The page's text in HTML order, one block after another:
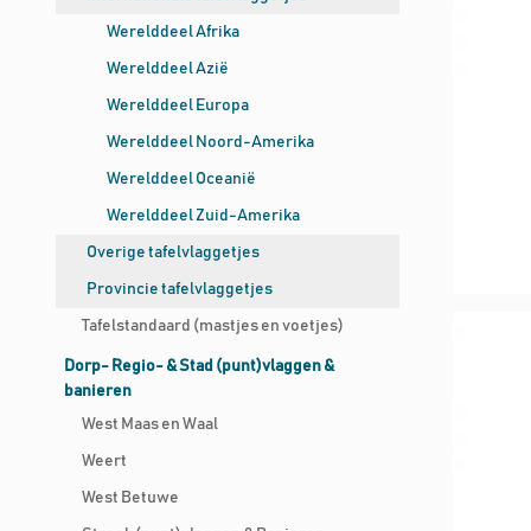
Werelddeel Afrika
Werelddeel Azië
Werelddeel Europa
Werelddeel Noord-Amerika
Werelddeel Oceanië
Werelddeel Zuid-Amerika
Overige tafelvlaggetjes
Provincie tafelvlaggetjes
Tafelstandaard (mastjes en voetjes)
Dorp- Regio- & Stad (punt)vlaggen &
banieren
West Maas en Waal
Weert
West Betuwe